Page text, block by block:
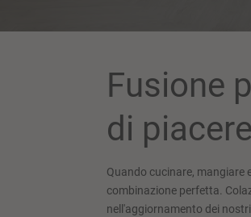
Fusione
di
Quando cucinare, mangiare
combinazione perfetta.
nell'aggiornamento dei